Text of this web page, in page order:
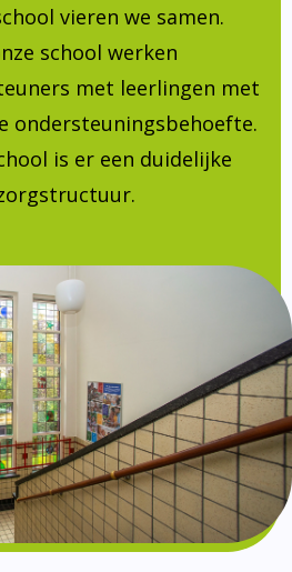
vieren we samen.
school werken
met leerlingen met
ondersteuningsbehoefte.
is er een duidelijke